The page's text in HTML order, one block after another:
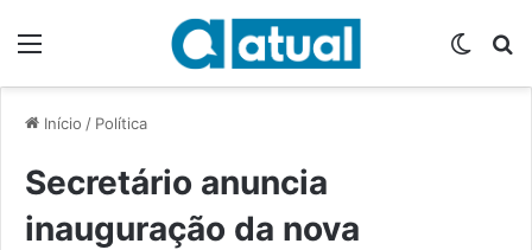
Início / Política
Secretário anuncia
inauguração da nova